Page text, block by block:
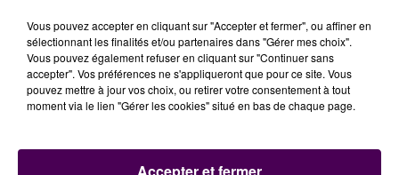
Vous pouvez accepter en cliquant sur "Accepter et fermer", ou affiner en
sélectionnant les finalités et/ou partenaires dans "Gérer mes choix".
Vous pouvez également refuser en cliquant sur "Continuer sans
accepter". Vos préférences ne s'appliqueront que pour ce site. Vous
pouvez mettre à jour vos choix, ou retirer votre consentement à tout
moment via le lien "Gérer les cookies" situé en bas de chaque page.